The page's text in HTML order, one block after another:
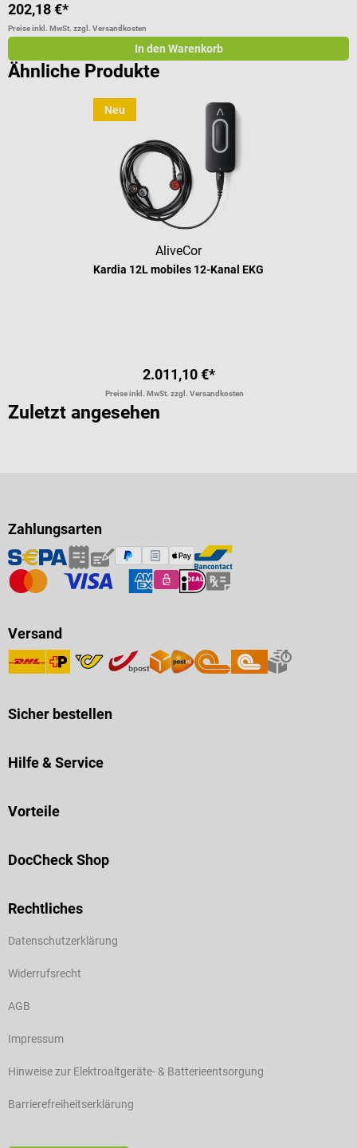
202,18 €*
Preise inkl. MwSt. zzgl. Versandkosten
In den Warenkorb
Ähnliche Produkte
Neu
AliveCor
Kardia 12L mobiles 12-Kanal EKG
2.011,10 €*
Preise inkl. MwSt. zzgl. Versandkosten
Zuletzt angesehen
Zahlungsarten
Versand
Sicher bestellen
Hilfe & Service
Vorteile
DocCheck Shop
Rechtliches
Datenschutzerklärung
Widerrufsrecht
AGB
Impressum
Hinweise zur Elektroaltgeräte- & Batterieentsorgung
Barrierefreiheitserklärung